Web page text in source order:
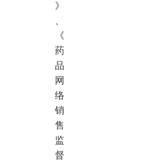
》
《
药
品
网
络
销
售
监
督